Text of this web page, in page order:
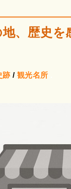
、歴史を
跡 / 観光名所